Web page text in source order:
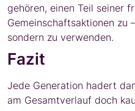
gehören, einen Teil seiner
Gemeinschaftsaktionen zu
sondern zu verwenden.
Fazit
Jede Generation hadert
am Gesamtverlauf doch